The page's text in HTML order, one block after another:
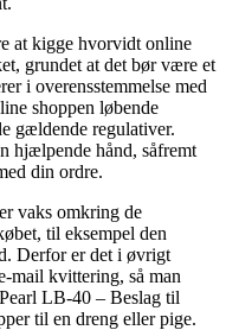
at kigge hvorvidt online
grundet at det bør være et
i overensstemmelse med
shoppen løbende
gældende regulativer.
hjælpende hånd, såfremt
din ordre.
vaks omkring de
til eksempel den
Derfor er det i øvrigt
mail kvittering, så man
LB-40 – Beslag til
til en dreng eller pige.